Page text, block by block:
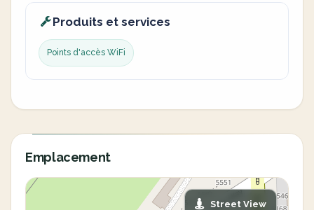
Produits et services
Points d'accès WiFi
Emplacement
Street View